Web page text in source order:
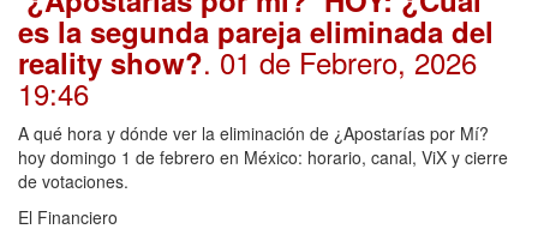
es la segunda pareja eliminada del
reality show?. 01 de Febrero, 2026
19:46
A qué hora y dónde ver la eliminación de ¿Apostarías por Mí?
hoy domingo 1 de febrero en México: horario, canal, ViX y cierre
de votaciones.
El Financiero